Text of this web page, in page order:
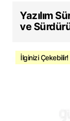
Yazılım
ve
İlginizi Çekebilir!